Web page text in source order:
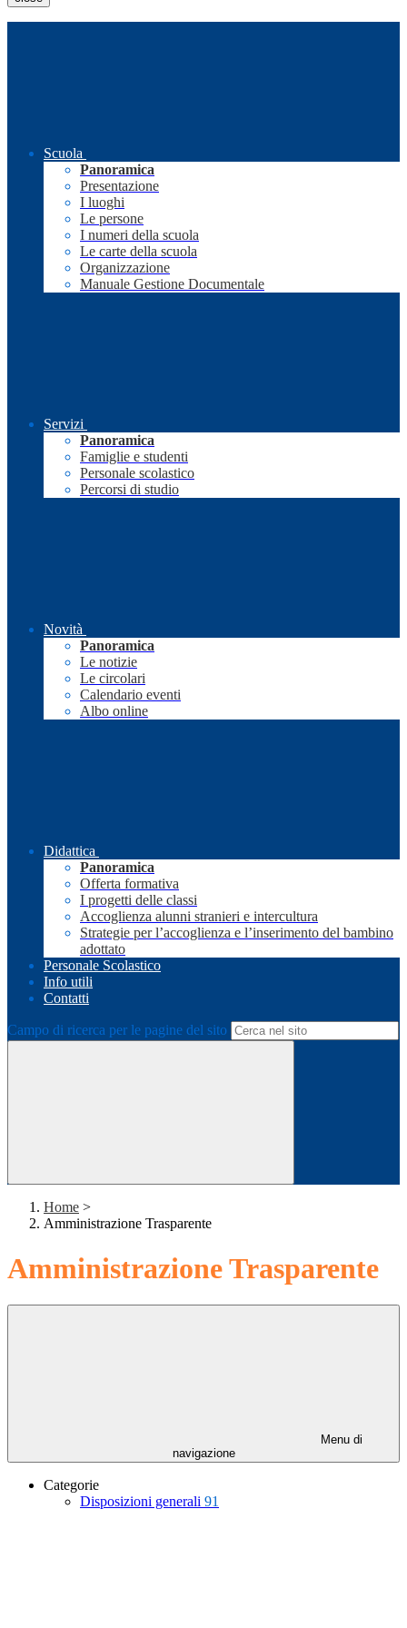
Scuola
Panoramica
Presentazione
I luoghi
Le persone
I numeri della scuola
Le carte della scuola
Organizzazione
Manuale Gestione Documentale
Servizi
Panoramica
Famiglie e studenti
Personale scolastico
Percorsi di studio
Novità
Panoramica
Le notizie
Le circolari
Calendario eventi
Albo online
Didattica
Panoramica
Offerta formativa
I progetti delle classi
Accoglienza alunni stranieri e intercultura
Strategie per l’accoglienza e l’inserimento del bambino
adottato
Personale Scolastico
Info utili
Contatti
Campo di ricerca per le pagine del sito
Home >
Amministrazione Trasparente
Amministrazione Trasparente
Menu di
navigazione
Categorie
Disposizioni generali 91